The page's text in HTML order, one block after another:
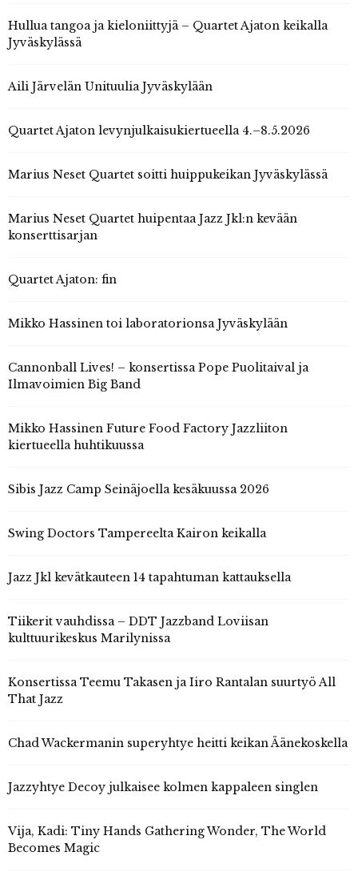
Hullua tangoa ja kieloniittyjä – Quartet Ajaton keikalla
Jyväskylässä
Aili Järvelän Unituulia Jyväskylään
Quartet Ajaton levynjulkaisukiertueella 4.–8.5.2026
Marius Neset Quartet soitti huippukeikan Jyväskylässä
Marius Neset Quartet huipentaa Jazz Jkl:n kevään
konserttisarjan
Quartet Ajaton: fin
Mikko Hassinen toi laboratorionsa Jyväskylään
Cannonball Lives! – konsertissa Pope Puolitaival ja
Ilmavoimien Big Band
Mikko Hassinen Future Food Factory Jazzliiton
kiertueella huhtikuussa
Sibis Jazz Camp Seinäjoella kesäkuussa 2026
Swing Doctors Tampereelta Kairon keikalla
Jazz Jkl kevätkauteen 14 tapahtuman kattauksella
Tiikerit vauhdissa – DDT Jazzband Loviisan
kulttuurikeskus Marilynissa
Konsertissa Teemu Takasen ja Iiro Rantalan suurtyö All
That Jazz
Chad Wackermanin superyhtye heitti keikan Äänekoskella
Jazzyhtye Decoy julkaisee kolmen kappaleen singlen
Vija, Kadi: Tiny Hands Gathering Wonder, The World
Becomes Magic